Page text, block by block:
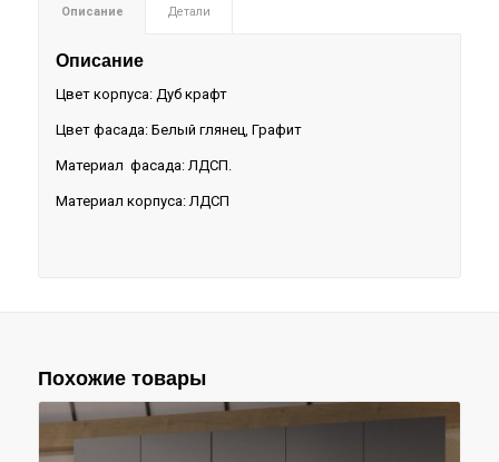
Описание Детали
Описание
Цвет корпуса: Дуб крафт
Цвет фасада: Белый глянец, Графит
Материал фасада: ЛДСП.
Материал корпуса: ЛДСП
Похожие товары